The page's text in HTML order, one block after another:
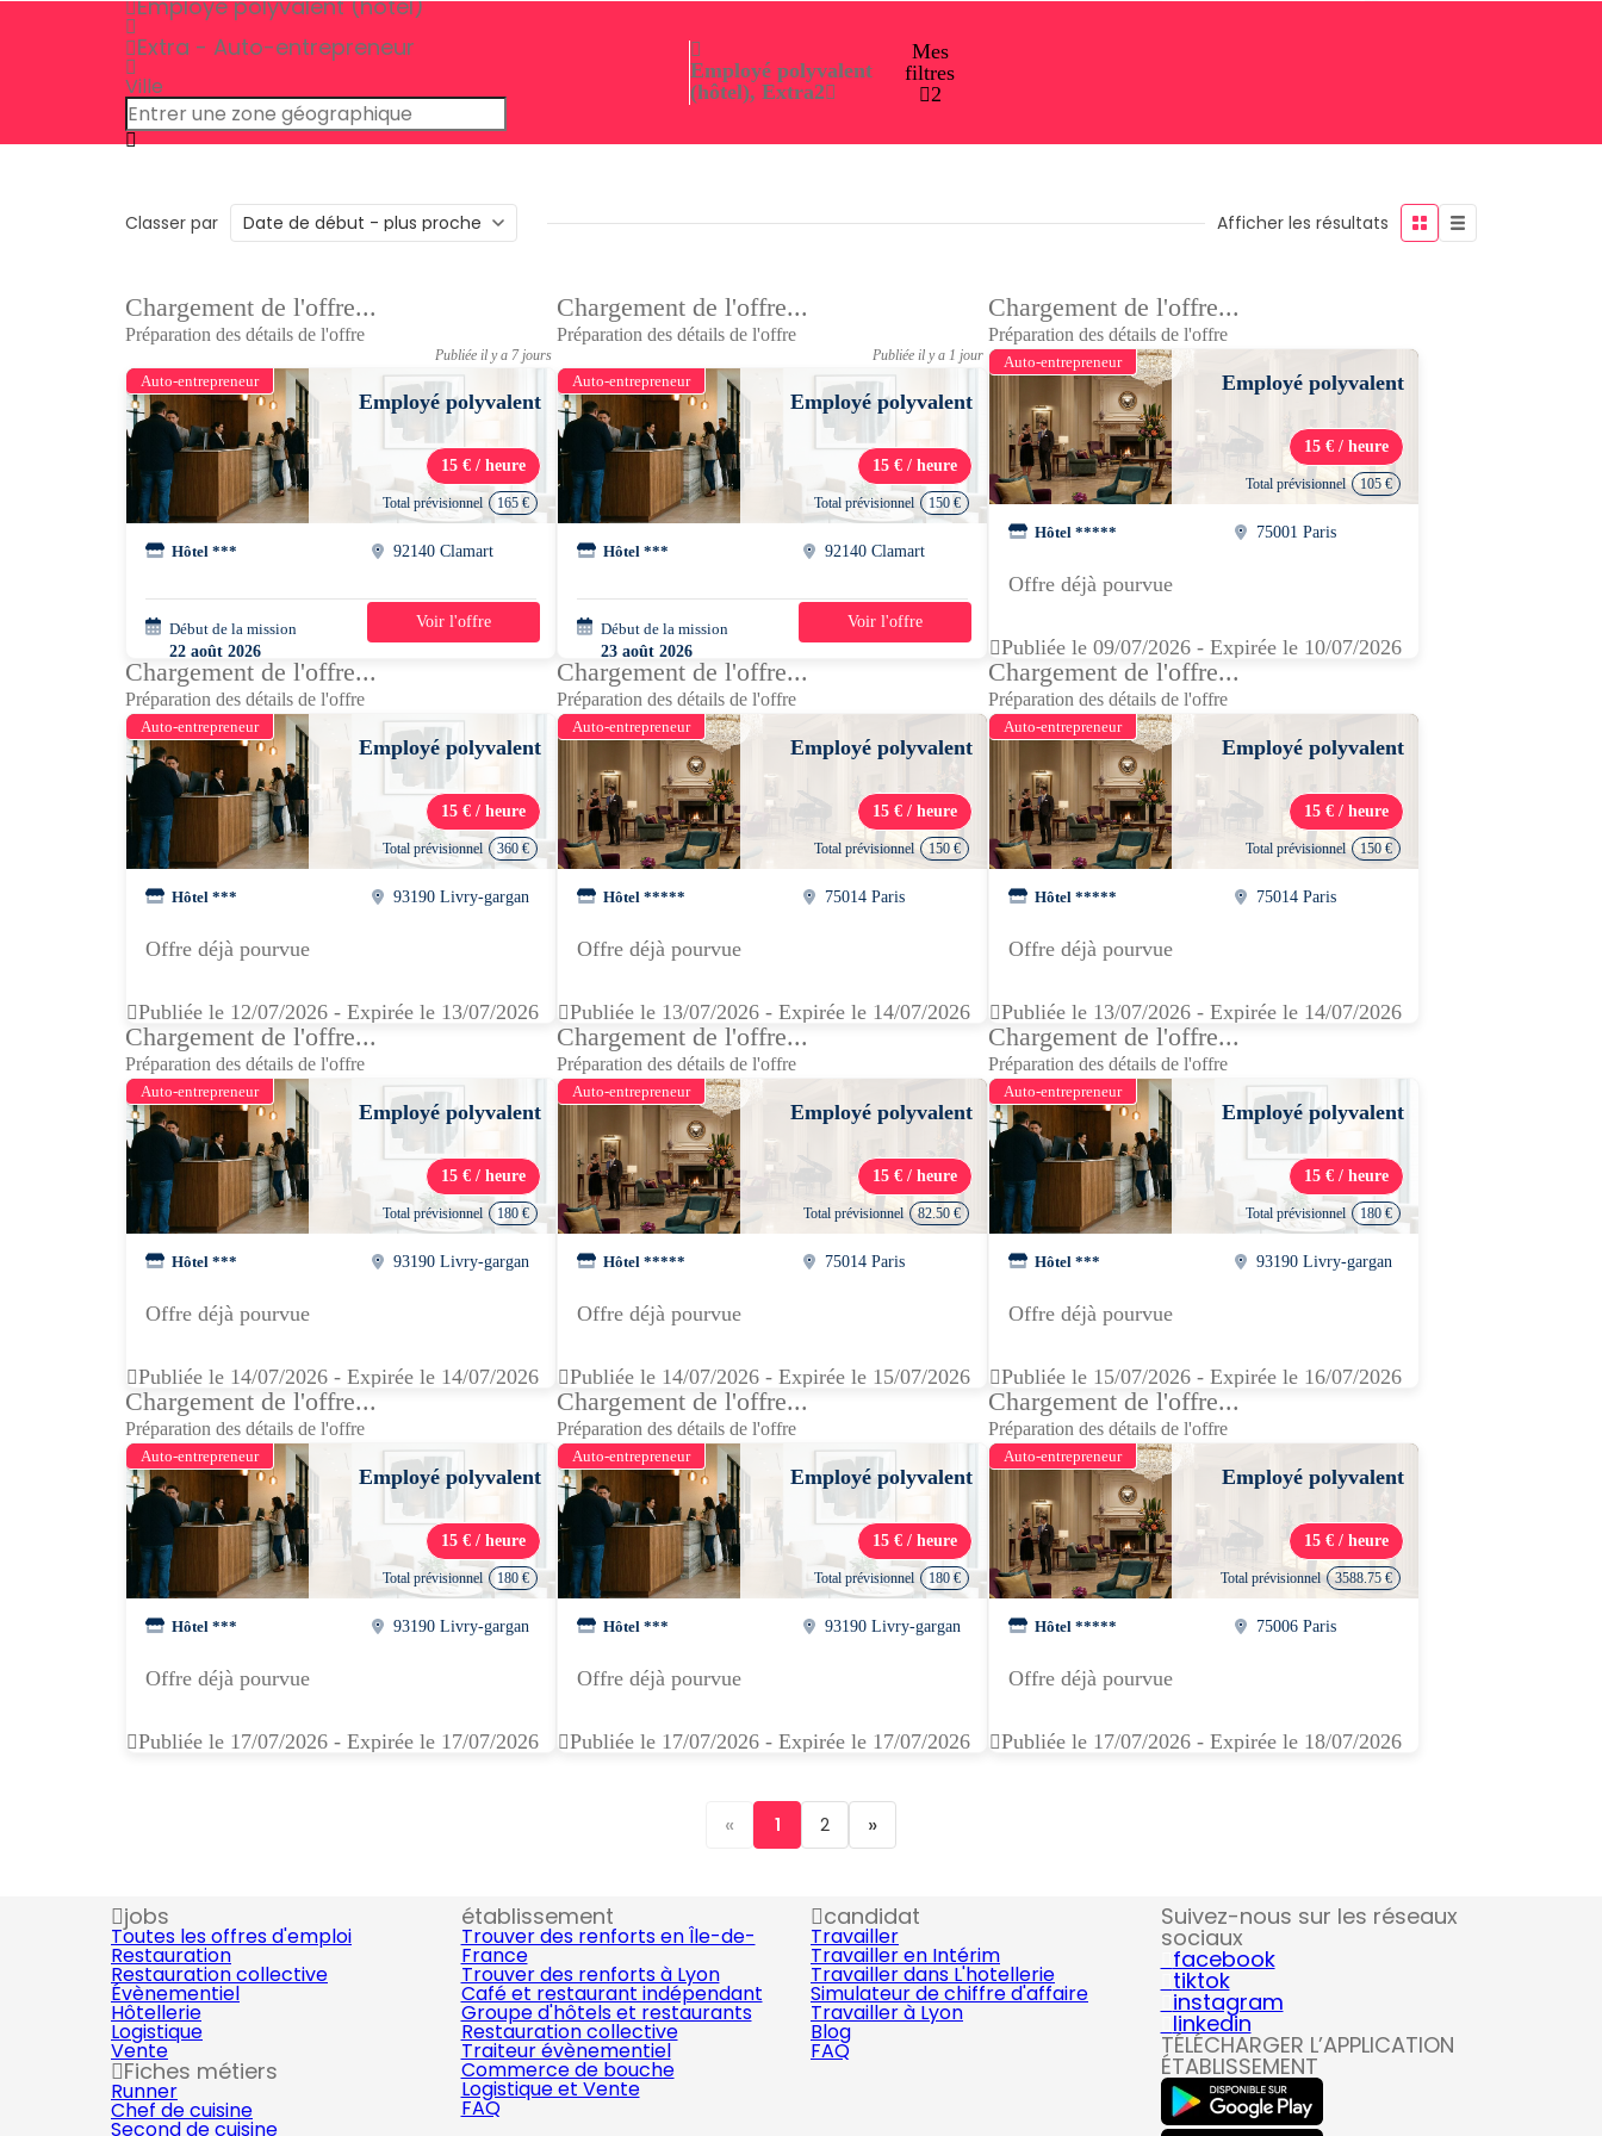
Employé polyvalent (hôtel)
Extra - Auto-entrepreneur
Ville
Employé polyvalent
(hôtel), Extra2
Mes
filtres
2
Classer par Afficher les résultats
Chargement de l'offre...
Préparation des détails de l'offre
Publiée il y a 7 jours
Auto-entrepreneur
Employé polyvalent
15 € / heure
Total prévisionnel 165 €
Hôtel *** 92140 Clamart
Début de la mission
22 août 2026
08h00 - 13h30
3 semaines
Voir l'offre
Chargement de l'offre...
Préparation des détails de l'offre
Publiée il y a 1 jour
Auto-entrepreneur
Employé polyvalent
15 € / heure
Total prévisionnel 150 €
Hôtel *** 92140 Clamart
Début de la mission
23 août 2026
08h00 - 13h00
3 semaines
Voir l'offre
Chargement de l'offre...
Préparation des détails de l'offre
Auto-entrepreneur
Employé polyvalent
15 € / heure
Total prévisionnel 105 €
Hôtel ***** 75001 Paris
Offre déjà pourvue
Publiée le 09/07/2026 - Expirée le 10/07/2026
Chargement de l'offre...
Préparation des détails de l'offre
Auto-entrepreneur
Employé polyvalent
15 € / heure
Total prévisionnel 360 €
Hôtel *** 93190 Livry-gargan
Offre déjà pourvue
Publiée le 12/07/2026 - Expirée le 13/07/2026
Chargement de l'offre...
Préparation des détails de l'offre
Auto-entrepreneur
Employé polyvalent
15 € / heure
Total prévisionnel 150 €
Hôtel ***** 75014 Paris
Offre déjà pourvue
Publiée le 13/07/2026 - Expirée le 14/07/2026
Chargement de l'offre...
Préparation des détails de l'offre
Auto-entrepreneur
Employé polyvalent
15 € / heure
Total prévisionnel 150 €
Hôtel ***** 75014 Paris
Offre déjà pourvue
Publiée le 13/07/2026 - Expirée le 14/07/2026
Chargement de l'offre...
Préparation des détails de l'offre
Auto-entrepreneur
Employé polyvalent
15 € / heure
Total prévisionnel 180 €
Hôtel *** 93190 Livry-gargan
Offre déjà pourvue
Publiée le 14/07/2026 - Expirée le 14/07/2026
Chargement de l'offre...
Préparation des détails de l'offre
Auto-entrepreneur
Employé polyvalent
15 € / heure
Total prévisionnel 82.50 €
Hôtel ***** 75014 Paris
Offre déjà pourvue
Publiée le 14/07/2026 - Expirée le 15/07/2026
Chargement de l'offre...
Préparation des détails de l'offre
Auto-entrepreneur
Employé polyvalent
15 € / heure
Total prévisionnel 180 €
Hôtel *** 93190 Livry-gargan
Offre déjà pourvue
Publiée le 15/07/2026 - Expirée le 16/07/2026
Chargement de l'offre...
Préparation des détails de l'offre
Auto-entrepreneur
Employé polyvalent
15 € / heure
Total prévisionnel 180 €
Hôtel *** 93190 Livry-gargan
Offre déjà pourvue
Publiée le 17/07/2026 - Expirée le 17/07/2026
Chargement de l'offre...
Préparation des détails de l'offre
Auto-entrepreneur
Employé polyvalent
15 € / heure
Total prévisionnel 180 €
Hôtel *** 93190 Livry-gargan
Offre déjà pourvue
Publiée le 17/07/2026 - Expirée le 17/07/2026
Chargement de l'offre...
Préparation des détails de l'offre
Auto-entrepreneur
Employé polyvalent
15 € / heure
Total prévisionnel 3588.75 €
Hôtel ***** 75006 Paris
Offre déjà pourvue
Publiée le 17/07/2026 - Expirée le 18/07/2026
« 1 2 »
jobs
Toutes les offres d'emploi
Restauration
Restauration collective
Évènementiel
Hôtellerie
Logistique
Vente
Fiches métiers
Runner
Chef de cuisine
Second de cuisine
établissement
Trouver des renforts en Île-de-
France
Trouver des renforts à Lyon
Café et restaurant indépendant
Groupe d'hôtels et restaurants
Restauration collective
Traiteur évènementiel
Commerce de bouche
Logistique et Vente
FAQ
candidat
Travailler
Travailler en Intérim
Travailler dans L'hotellerie
Simulateur de chiffre d'affaire
Travailler à Lyon
Blog
FAQ
Suivez-nous sur les réseaux
sociaux
facebook
tiktok
instagram
linkedin
TÉLÉCHARGER L’APPLICATION
ÉTABLISSEMENT